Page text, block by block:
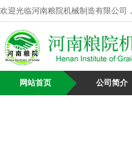
欢迎光临河南粮院机械制造有限公司
网站首页 公司简介